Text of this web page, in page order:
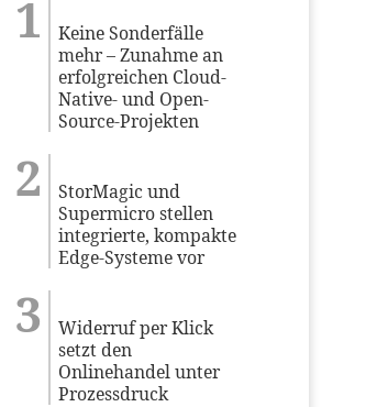
Keine Sonderfälle
mehr – Zunahme an
erfolgreichen Cloud-
Native- und Open-
Source-Projekten
StorMagic und
Supermicro stellen
integrierte, kompakte
Edge-Systeme vor
Widerruf per Klick
setzt den
Onlinehandel unter
Prozessdruck